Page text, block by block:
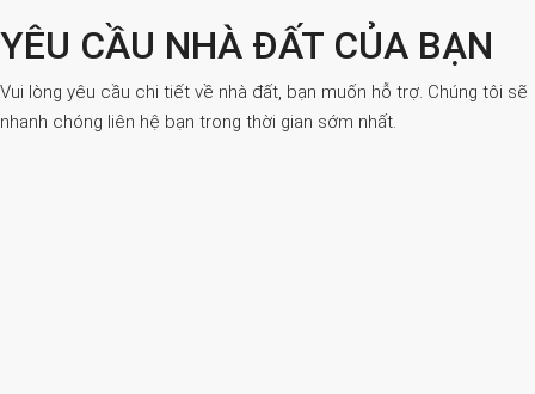
YÊU CẦU NHÀ ĐẤT CỦA BẠN
Vui lòng yêu cầu chi tiết về nhà đất, bạn muốn hỗ trợ. Chúng tôi sẽ
nhanh chóng liên hệ bạn trong thời gian sớm nhất.